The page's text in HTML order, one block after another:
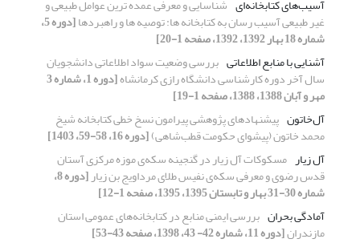
آسیب‌های کتابخانه‌ای شناسایی و معرفی عمده ترین عوامل طبیعی و
غیر طبیعی آسیب رسان به کتابخانه ها: توصیه ها و راهبردها [دوره 5،
شماره 18 بهار 1392، 1392، صفحه 1-20]
آشنایی با منابع اطلاعاتی بررسی وضعیت سواد اطلاعاتی دانشجویان
سال آخر دوره کارشناسی دانشگاه رازی کرمانشاه [دوره 1، شماره 3
مهر و آبان 1388، 1388، صفحه 1-19]
آل‌خاتون پیشنهادهای پژوهشی پیرامون نسخ خطی کتابخانه شیخ
محمد خاتون (پیشوای حکومت قطب‌شاهی)[دوره 16، 58-59، 1403]
آل زیار مسکوکات آل زیار در گنجینه سکه‌ی موزه مرکزی آستان
قدس رضوی و معرفی سکه‌ی نفیس طلای مرداویج بن زیار [دوره 8،
شماره 30-31 بهار و تابستان 1395، 1395، صفحه 1-12]
آمادگی بحران بررسی ایمنی منابع در کتابخانه‌های عمومی استان
مازندران[دوره 11، شماره 42- 43، 1398، صفحه 43-53]